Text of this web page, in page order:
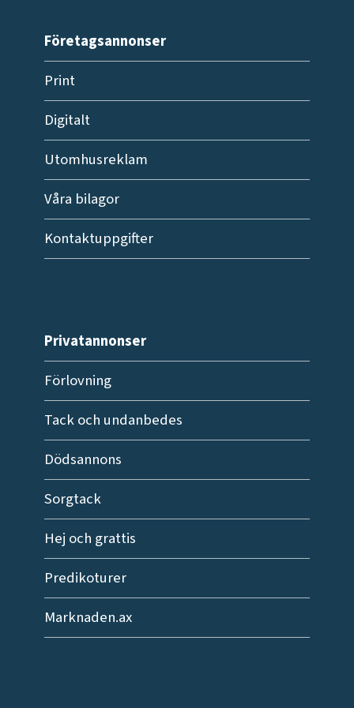
Företagsannonser
Print
Digitalt
Utomhusreklam
Våra bilagor
Kontaktuppgifter
Privatannonser
Förlovning
Tack och undanbedes
Dödsannons
Sorgtack
Hej och grattis
Predikoturer
Marknaden.ax